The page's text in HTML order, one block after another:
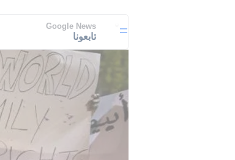
Google News
تابعونا